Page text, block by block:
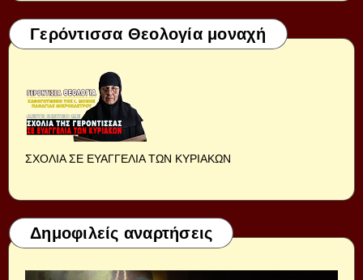
Γερόντισσα Θεολογία μοναχή
ΣΧΟΛΙΑ ΣΕ ΕΥΑΓΓΕΛΙΑ ΤΩΝ ΚΥΡΙΑΚΩΝ
Δημοφιλείς αναρτήσεις